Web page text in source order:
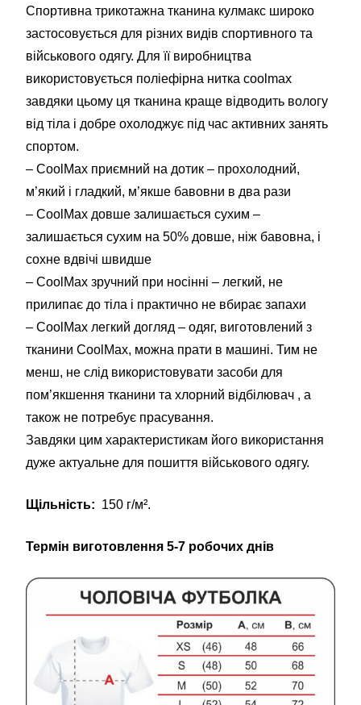
Спортивна трикотажна тканина кулмакс широко
застосовується для різних видів спортивного та
військового одягу. Для її виробництва
використовується поліефірна нитка coolmax
завдяки цьому ця тканина краще відводить вологу
від тіла і добре охолоджує під час активних занять
спортом.
– CoolMax приємний на дотик – прохолодний,
м’який і гладкий, м’якше бавовни в два рази
– CoolMax довше залишається сухим –
залишається сухим на 50% довше, ніж бавовна, і
сохне вдвічі швидше
– CoolMax зручний при носінні – легкий, не
прилипає до тіла і практично не вбирає запахи
– CoolMax легкий догляд – одяг, виготовлений з
тканини CoolMax, можна прати в машині. Тим не
менш, не слід використовувати засоби для
пом’якшення тканини та хлорний відбілювач , а
також не потребує прасування.
Завдяки цим характеристикам його використання
дуже актуальне для пошиття військового одягу.
Щільність: 150 г/м².
Термін виготовлення 5-7 робочих днів